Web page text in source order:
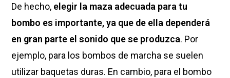
De hecho, elegir la maza adecuada para tu
bombo es importante, ya que de ella dependerá
en gran parte el sonido que se produzca. Por
ejemplo, para los bombos de marcha se suelen
utilizar baquetas duras. En cambio, para el bombo